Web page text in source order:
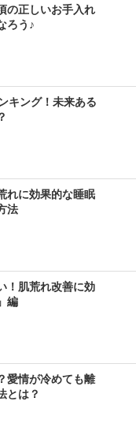
の正しいお手入れ
ろう♪
キング！未来ある
れに効果的な睡眠
法
！肌荒れ改善に効
編
愛情が冷めても離
とは？